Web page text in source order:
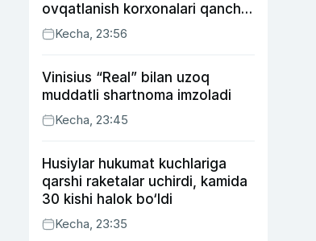
ovqatlanish korxonalari qancha
soliq toʻlagani ochiqlandi
Kecha, 23:56
Vinisius “Real” bilan uzoq
muddatli shartnoma imzoladi
Kecha, 23:45
Husiylar hukumat kuchlariga
qarshi raketalar uchirdi, kamida
30 kishi halok bo‘ldi
Kecha, 23:35